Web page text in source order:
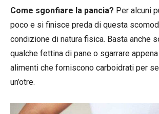
Come sgonfiare la pancia? Per alcuni
poco e si finisce preda di questa
condizione di natura fisica. Basta anche
qualche fettina di pane o sgarrare appena
alimenti che forniscono carboidrati per
un’otre.